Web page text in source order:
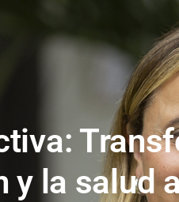
y la salud